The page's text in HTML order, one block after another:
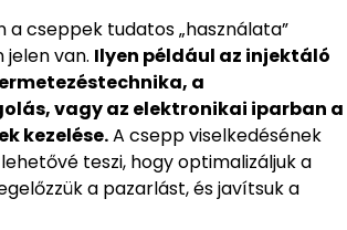
a cseppek tudatos „használata”
van. Ilyen például az injektáló
a
vagy az elektronikai iparban a
kezelése.A csepp viselkedésének
teszi, hogy optimalizáljuk a
a pazarlást, és javítsuk a